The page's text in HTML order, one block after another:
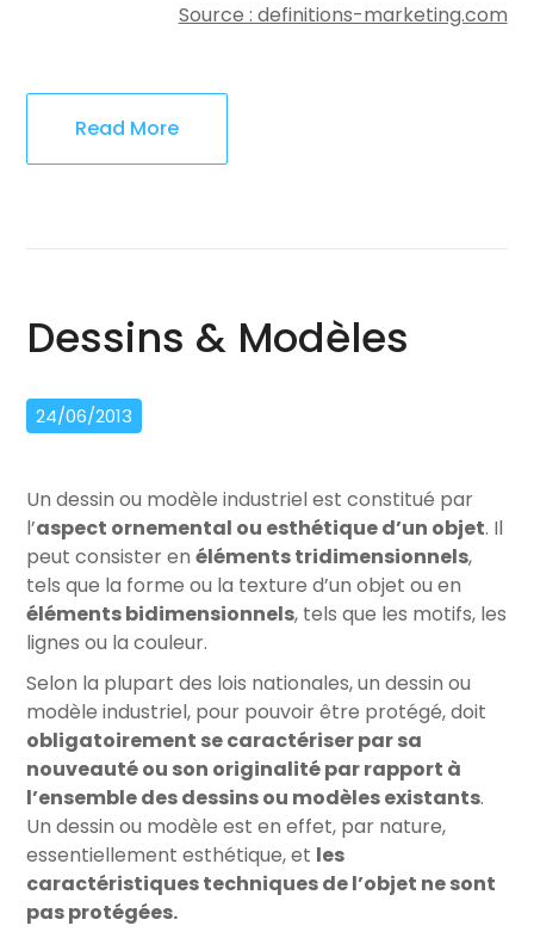
Source : definitions-marketing.com
Read More
Dessins & Modèles
24/06/2013
Un dessin ou modèle industriel est constitué par
l’aspect ornemental ou esthétique d’un objet. Il
peut consister enéléments tridimensionnels,
tels que la forme ou la texture d’un objet ou en
éléments bidimensionnels, tels que les motifs, les
lignes ou la couleur.
Selon la plupart des lois nationales, un dessin ou
modèle industriel, pour pouvoir être protégé, doit
obligatoirement se caractériser par sa
nouveauté ou son originalité par rapport à
l’ensemble des dessins ou modèles existants.
Un dessin ou modèle est en effet, par nature,
essentiellement esthétique, et les
caractéristiques techniques de l’objet ne sont
pas protégées.